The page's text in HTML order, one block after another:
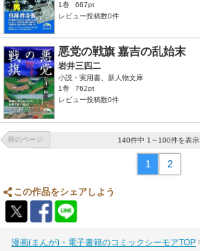
1巻
667pt
レビュー投稿数0件
悪党の戦旗 嘉吉の乱始末
岩井三四二
小説・実用書、新人物文庫
1巻
762pt
レビュー投稿数0件
前のページ 140件中 1～100件を表示
1 2
この作品をシェアしよう
漫画(まんが)・電子書籍のコミックシーモアTOP